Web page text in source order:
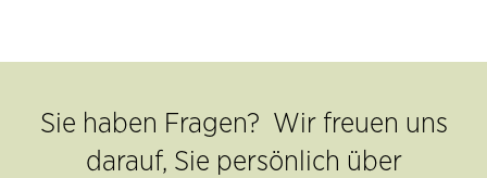
Sie haben Fragen? Wir freuen uns
darauf, Sie persönlich über